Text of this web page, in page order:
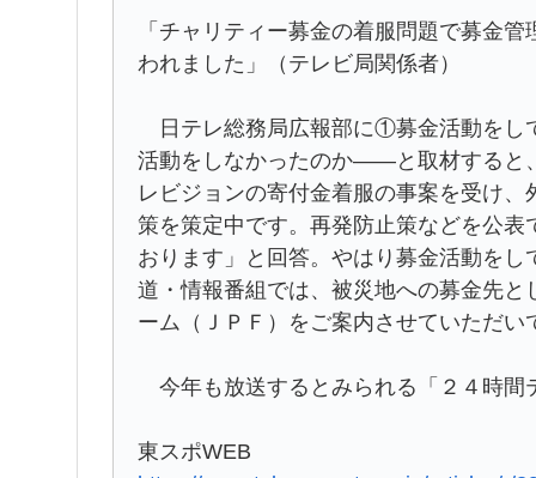
「チャリティー募金の着服問題で募金
われました」（テレビ局関係者）
日テレ総務局広報部に①募金活動をし
活動をしなかったのか――と取材すると
レビジョンの寄付金着服の事案を受け
策を策定中です。再発防止策などを公
おります」と回答。やはり募金活動を
道・情報番組では、被災地への募金先
ーム（ＪＰＦ）をご案内させていただい
今年も放送するとみられる「２４時間
東スポWEB